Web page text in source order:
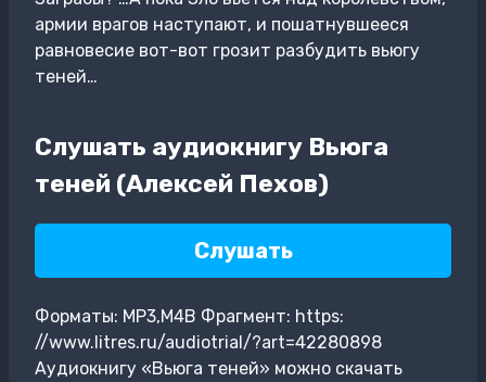
армии врагов наступают, и пошатнувшееся
равновесие вот-вот грозит разбудить вьюгу
теней…
Слушать аудиокнигу Вьюга
теней (Алексей Пехов)
Слушать
Форматы: MP3,M4B Фрагмент: https:
//www.litres.ru/audiotrial/?art=42280898
Аудиокнигу «Вьюга теней» можно скачать